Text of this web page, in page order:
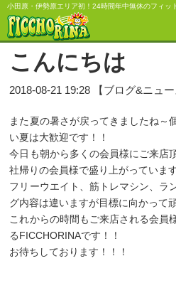
小田原・伊勢原エリア初！24時間年中無休のフィッ
こんにちは
2018-08-21 19:28 【ブログ&ニュー
また夏の暑さが戻ってきましたね～
い夏は大歓迎です！！
今日も朝から多くの会員様にご来店
社帰りの会員様で盛り上がっています
フリーウエイト、筋トレマシン、ラ
グ内容は違いますが目標に向かって
これからの時間もご来店される会員
るFICCHORINAです！！
お待ちしております！！！